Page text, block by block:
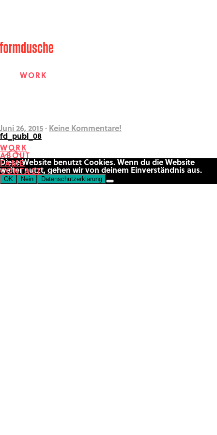
WORK
FAME
WORK
ABOUT
FAME
CONTACT
Juni 26, 2015 · Keine Kommentare!
fd_publ_08
Diese Website benutzt Cookies. Wenn du die Website
weiter nutzt, gehen wir von deinem Einverständnis aus.
OK Nein Datenschutzerklärung